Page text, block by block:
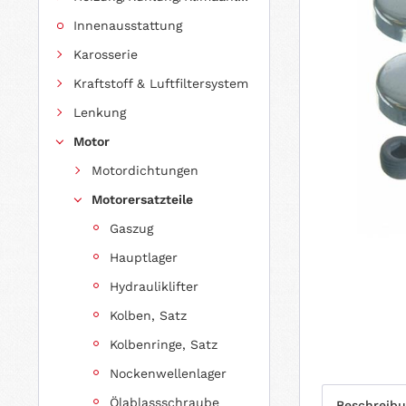
Innenausstattung
Karosserie
Kraftstoff & Luftfiltersystem
Lenkung
Motor
Motordichtungen
Motorersatzteile
Gaszug
Hauptlager
Hydrauliklifter
Kolben, Satz
Kolbenringe, Satz
Nockenwellenlager
Ölablassschraube